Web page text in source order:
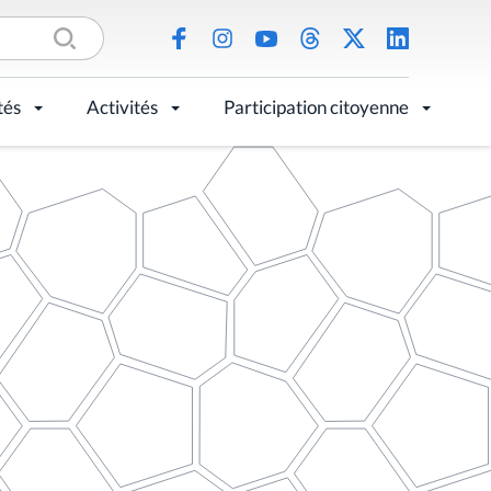
Activités Participation citoyenne